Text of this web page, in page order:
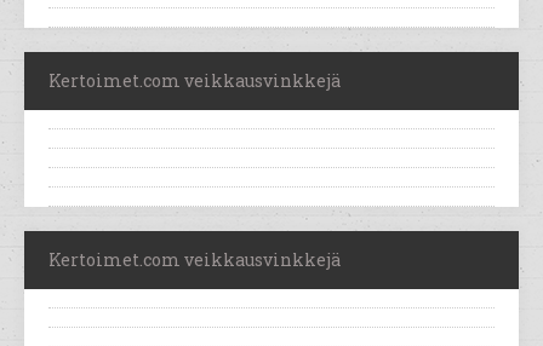
Kertoimet.com veikkausvinkkejä
Kertoimet.com veikkausvinkkejä